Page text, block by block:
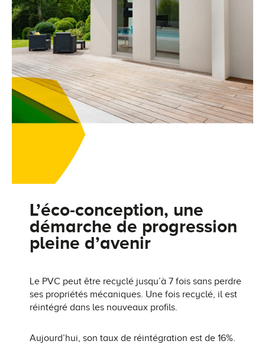
L’éco-conception, une
démarche de progression
pleine d’avenir
Le PVC peut être recyclé jusqu’à 7 fois sans perdre
ses propriétés mécaniques. Une fois recyclé, il est
réintégré dans les nouveaux profils.
Aujourd’hui, son taux de réintégration est de 16%.